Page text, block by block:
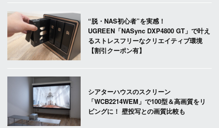
“脱・NAS初心者”を実感！
UGREEN「NASync DXP4800 GT」で叶え
るストレスフリーなクリエイティブ環境
【割引クーポン有】
シアターハウスのスクリーン
「WCB2214WEM」で100型＆高画質をリ
ビングに！ 壁投写との画質比較も